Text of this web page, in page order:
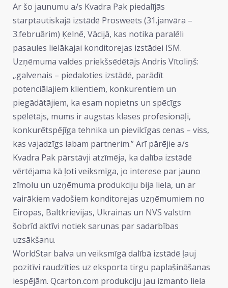
Ar šo jaunumu a/s Kvadra Pak piedalījās
starptautiskajā izstādē Prosweets (31.janvāra –
3.februārim) Ķelnē, Vācijā, kas notika paralēli
pasaules lielākajai konditorejas izstādei ISM.
Uzņēmuma valdes priekšsēdētājs Andris Vītoliņš:
„galvenais – piedaloties izstādē, parādīt
potenciālajiem klientiem, konkurentiem un
piegādātājiem, ka esam nopietns un spēcīgs
spēlētājs, mums ir augstas klases profesionāļi,
konkurētspējīga tehnika un pievilcīgas cenas – viss,
kas vajadzīgs labam partnerim.” Arī pārējie a/s
Kvadra Pak pārstāvji atzīmēja, ka dalība izstādē
vērtējama kā ļoti veiksmīga, jo interese par jauno
zīmolu un uzņēmuma produkciju bija liela, un ar
vairākiem vadošiem konditorejas uzņēmumiem no
Eiropas, Baltkrievijas, Ukrainas un NVS valstīm
šobrīd aktīvi notiek sarunas par sadarbības
uzsākšanu.
WorldStar balva un veiksmīgā dalībā izstādē ļauj
pozitīvi raudzīties uz eksporta tirgu paplašināšanas
iespējām. Qcarton.com produkciju jau izmanto liela